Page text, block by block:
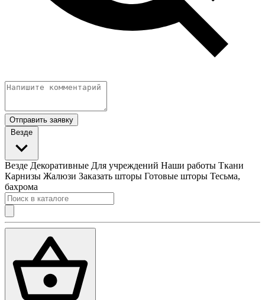
Отправить заявку
Везде
Везде Декоративные Для учреждений Наши работы Ткани
Карнизы Жалюзи Заказать шторы Готовые шторы Тесьма,
бахрома